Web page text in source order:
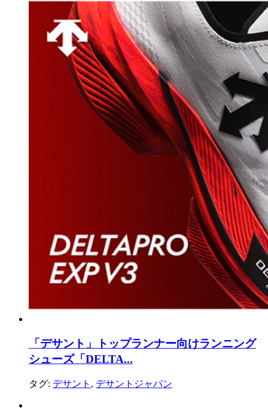
「デサント」トップランナー向けランニング
シューズ「DELTA...
タグ: デサント , デサントジャパン